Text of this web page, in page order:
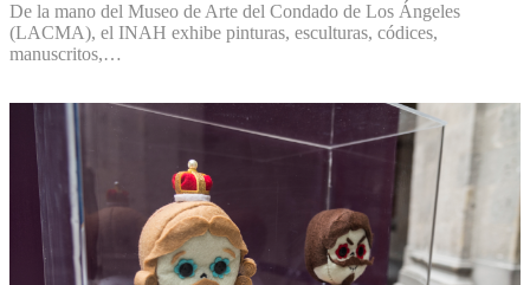
De la mano del Museo de Arte del Condado de Los Ángeles
(LACMA), el INAH exhibe pinturas, esculturas, códices,
manuscritos,…